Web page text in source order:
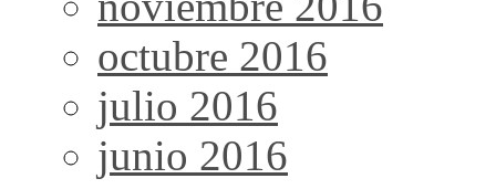
octubre 2016
julio 2016
junio 2016